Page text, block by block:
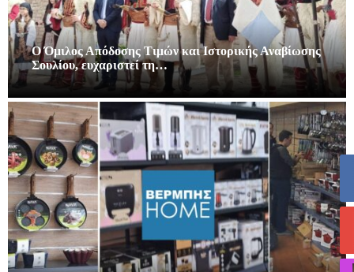
Ο Όμιλος Απόδοσης Τιμών και Ιστορικής Αναβίωσης
Σουλίου, ευχαριστεί τη…